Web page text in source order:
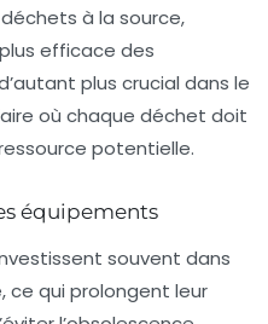
à la source,
efficace des
plus crucial dans le
où chaque déchet doit
potentielle.
équipements
souvent dans
ce qui prolongent leur